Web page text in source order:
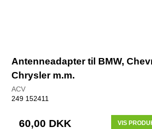
Antenneadapter til BMW,
Chrysler m.m.
ACV
249 152411
60,00 DKK VIS